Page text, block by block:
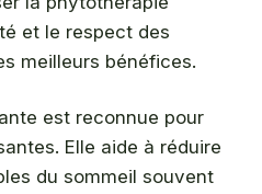
et le respect des
meilleurs bénéfices.
est reconnue pour
Elle aide à réduire
du sommeil souvent